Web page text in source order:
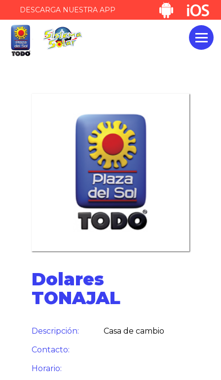
DESCARGA NUESTRA APP
Dolares
TONAJAL
Descripción:
Casa de cambio
Contacto:
Horario: